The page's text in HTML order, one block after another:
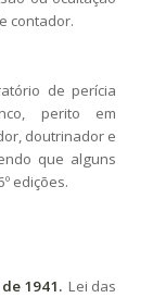
contador.
de perícia
perito em
doutrinador e
que alguns
edições.
de 1941.Lei das